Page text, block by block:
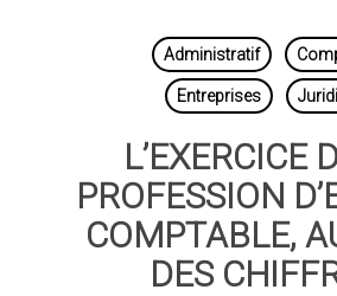
Administratif
Entreprises
L’EXERCICE
PROFESSION
COMPTABLE,
DES